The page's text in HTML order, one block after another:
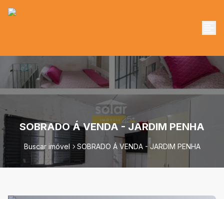
SOBRADO Á VENDA - JARDIM PENHA
Buscar imóvel SOBRADO Á VENDA - JARDIM PENHA